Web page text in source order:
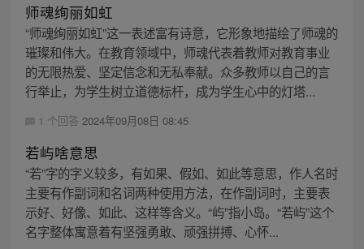
师魂绚丽如虹
“师魂绚丽如虹”这一表述富有诗意，它形象地描绘了师魂的
璀璨和伟大。在教育领域中，师魂代表着教师对教育事业
的无限热爱、坚定信念和无私奉献。众多教师以自己的言
行举止，为学生树立道德标杆，成为学生心中的灯塔...
1 个回答 2024年09月08日 08:45
若屿啥意思
“若”字的字义较多，有如果、假如、如此等意思，作人名时
主要有作副词和名词两种使用方法，在作副词时，主要表
示好、好像、如此、这样等含义。“屿”指小岛。“若屿”这个
名字整体寓意着有坚强勇敢、顽强拼搏、心怀...